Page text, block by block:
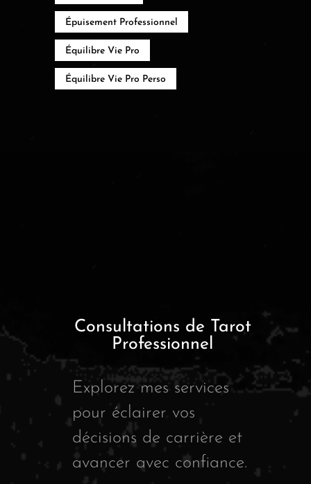
Épuisement Professionnel
Équilibre Vie Pro
Équilibre Vie Pro Perso
Consultations de Tarot
Professionnel
Explorez mes services
pour éclairer vos
décisions de carrière et
avancer avec confiance.